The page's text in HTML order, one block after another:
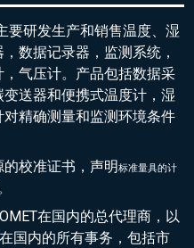
要研发生产和销售温度、湿
数据记录器，监测系统，
气压计。产品包括数据采
送器和便携式温度计，湿
精确测量和监测环境条件
校准证书，声明标准量具的计
在国内的总代理商，以
国内的所有事务，包括市